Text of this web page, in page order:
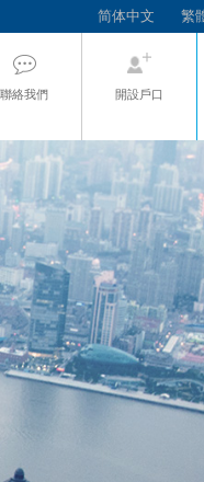
简体中文 繁
聯絡我們 開設戶口